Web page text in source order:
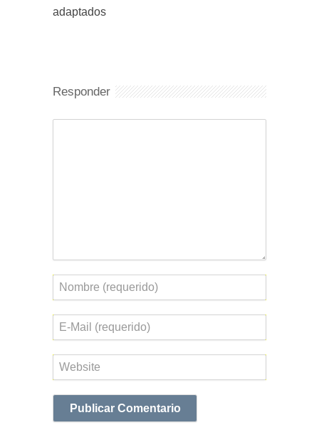
adaptados
Responder
Nombre
Correo
electrónico
Web